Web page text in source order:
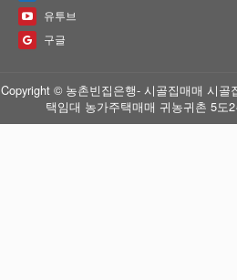
유투브
구글
Copyright © 농촌빈집은행- 시골집매매 시
택임대 농가주택매매 귀농귀촌 5도